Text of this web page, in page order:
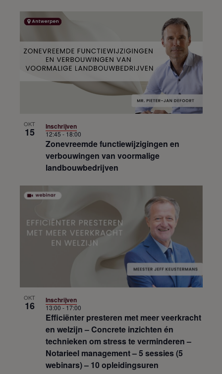
OKT
15
Zonevreemde functiewijzigingen en
verbouwingen van voormalige
landbouwbedrijven
12:45-18:00
Inschrijven
OKT
16
Efficiënter presteren met meer veerkracht
en welzijn – Concrete inzichten én
technieken om stress te verminderen –
Notarieel management – 5 sessies (5
webinars) – 10 opleidingsuren
13:00-17:00
Inschrijven